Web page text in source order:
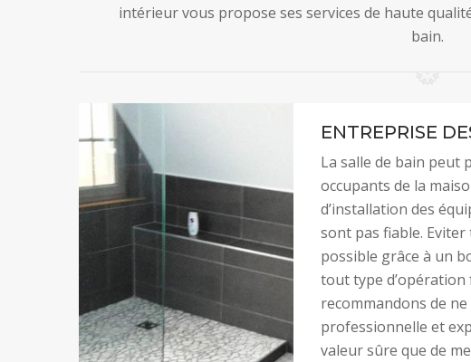
intérieur vous propose ses services de haute
bain.
ENTREPRISE
La salle de bain peut
occupants de la
d’installation des
sont pas fiable.
possible grâce à un
tout type d’opération
recommandons de
professionnelle et
valeur sûre que de